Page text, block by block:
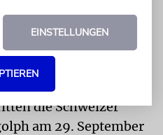
wollte.
die Schweizer
am 29. September
EINSTELLUNGEN